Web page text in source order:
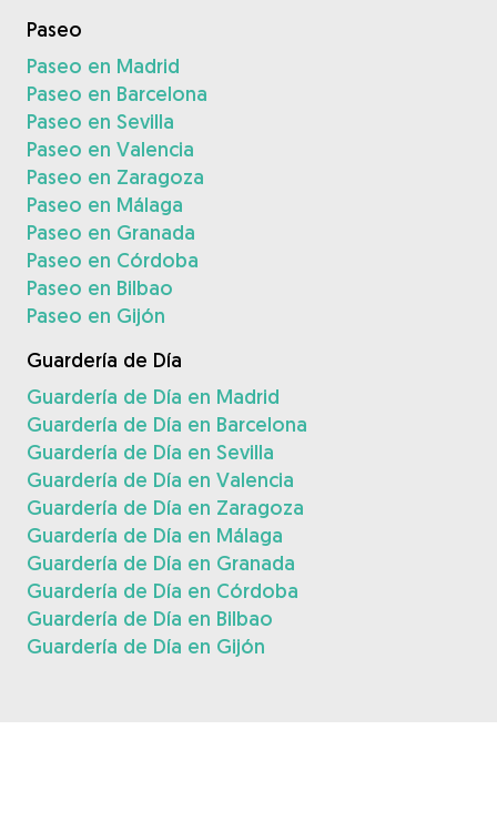
Paseo
Paseo en Madrid
Paseo en Barcelona
Paseo en Sevilla
Paseo en Valencia
Paseo en Zaragoza
Paseo en Málaga
Paseo en Granada
Paseo en Córdoba
Paseo en Bilbao
Paseo en Gijón
Guardería de Día
Guardería de Día en Madrid
Guardería de Día en Barcelona
Guardería de Día en Sevilla
Guardería de Día en Valencia
Guardería de Día en Zaragoza
Guardería de Día en Málaga
Guardería de Día en Granada
Guardería de Día en Córdoba
Guardería de Día en Bilbao
Guardería de Día en Gijón